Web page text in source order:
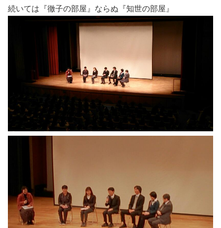
続いては『徹子の部屋』ならぬ『知世の部屋』